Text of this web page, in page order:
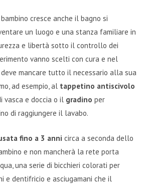
cresce anche il bagno si
un luogo e una stanza familiare in
e libertà sotto il controllo dei
vanno scelti con cura e nel
mancare tutto il necessario alla sua
ad esempio, al tappetino antiscivolo
vasca e doccia o il gradino per
di raggiungere il lavabo.
fino a 3 anni circa a seconda dello
e non mancherà la rete porta
una serie di bicchieri colorati per
e dentifricio e asciugamani che il